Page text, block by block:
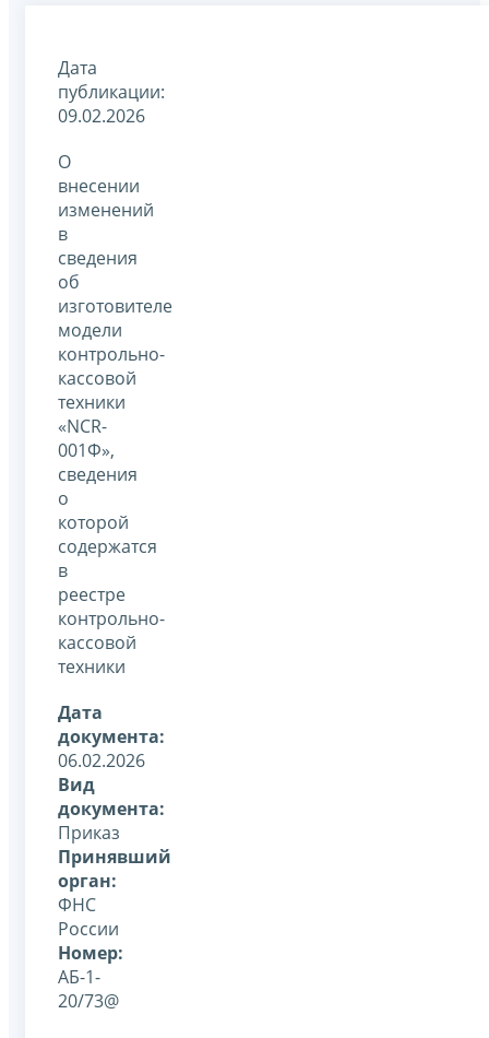
Дата
публикации:
09.02.2026
О
внесении
изменений
в
сведения
об
изготовителе
модели
контрольно-
кассовой
техники
«NCR-
001Ф»,
сведения
о
которой
содержатся
в
реестре
контрольно-
кассовой
техники
Дата
документа:
06.02.2026
Вид
документа:
Приказ
Принявший
орган:
ФНС
России
Номер:
АБ-1-
20/73@